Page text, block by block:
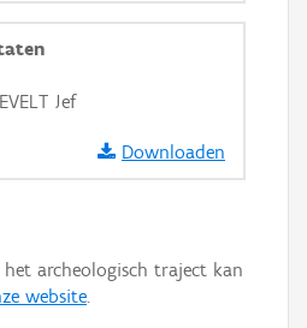
in grijswaarden
Jef
Downloaden
archeologisch traject kan
website.